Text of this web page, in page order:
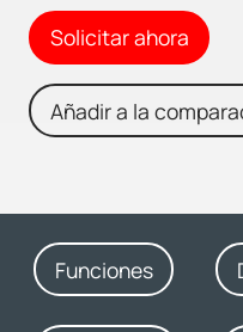
Solicitar ahora
Añadir a la
Funciones